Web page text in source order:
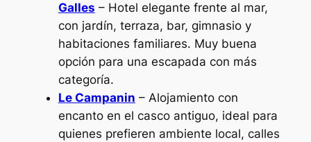
Galles – Hotel elegante frente al mar,
con jardín, terraza, bar, gimnasio y
habitaciones familiares. Muy buena
opción para una escapada con más
categoría.
Le Campanin – Alojamiento con
encanto en el casco antiguo, ideal para
quienes prefieren ambiente local, calles